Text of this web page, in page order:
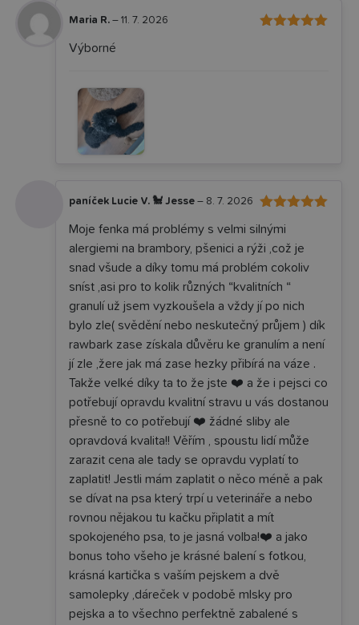
Maria R. – 11. 7. 2026
Výborné
z 5
paníček Lucie V. 🐩 Jesse – 8. 7. 2026
Moje fenka má problémy s velmi silnými
alergiemi na brambory, pšenici a rýži ,což je
snad všude a díky tomu má problém cokoliv
sníst ,asi pro to kolik různých “kvalitních “
granulí už jsem vyzkoušela a vždy jí po nich
bylo zle( svědění nebo neskutečný průjem ) dík
rawbark zase získala důvěru ke granulím a není
jí zle ,žere jak má zase hezky přibírá na váze .
Takže velké díky ta to že jste ❤️ a že i pejsci co
potřebují opravdu kvalitní stravu u vás dostanou
přesně to co potřebují ❤️ žádné sliby ale
opravdová kvalita!! Věřím , spoustu lidí může
zarazit cena ale tady se opravdu vyplatí to
zaplatit! Jestli mám zaplatit o něco méně a pak
se dívat na psa který trpí u veterináře a nebo
rovnou nějakou tu kačku připlatit a mít
spokojeného psa, to je jasná volba!❤️ a jako
bonus toho všeho je krásné balení s fotkou,
krásná kartička s vaším pejskem a dvě
samolepky ,dáreček v podobě mlsky pro
pejska a to všechno perfektně zabalené s